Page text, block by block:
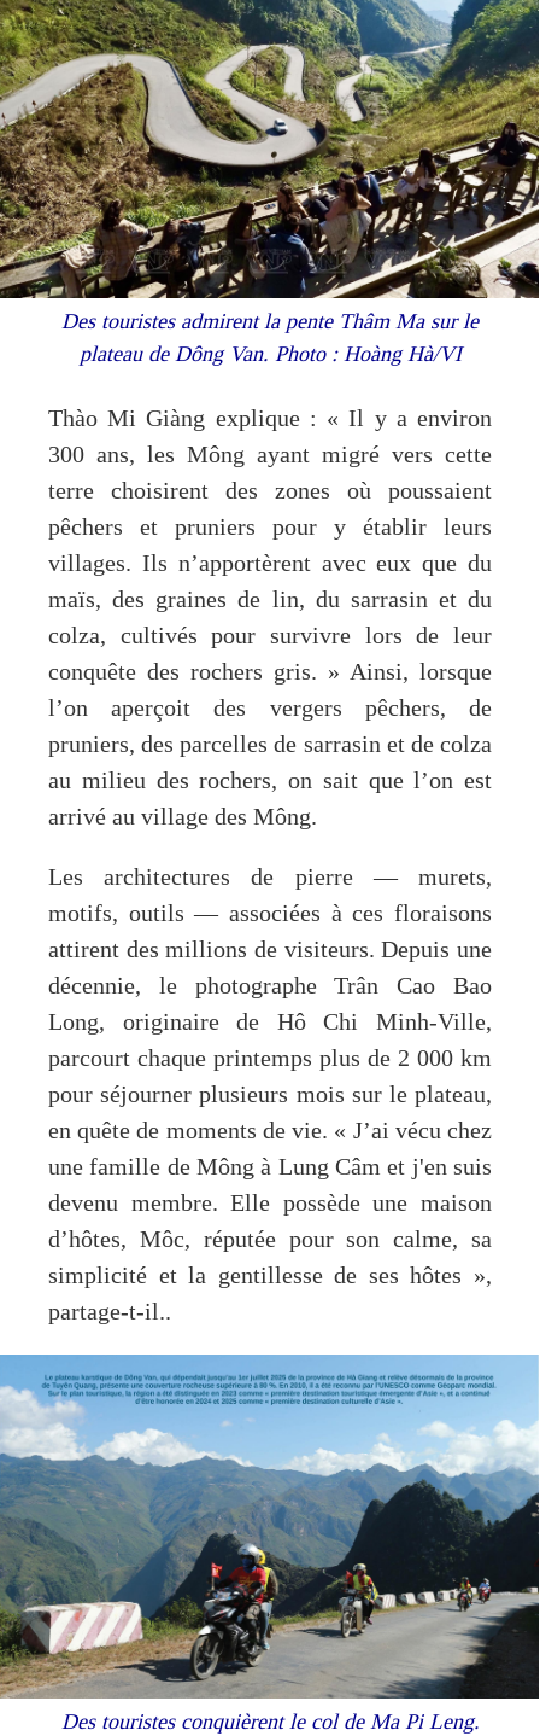
Des touristes admirent la pente Thâm Ma sur le
plateau de Dông Van. Photo : Hoàng Hà/VI
Thào Mi Giàng explique : « Il y a environ
300 ans, les Mông ayant migré vers cette
terre choisirent des zones où poussaient
pêchers et pruniers pour y établir leurs
villages. Ils n’apportèrent avec eux que du
maïs, des graines de lin, du sarrasin et du
colza, cultivés pour survivre lors de leur
conquête des rochers gris. » Ainsi, lorsque
l’on aperçoit des vergers pêchers, de
pruniers, des parcelles de sarrasin et de colza
au milieu des rochers, on sait que l’on est
arrivé au village des Mông.
Les architectures de pierre — murets,
motifs, outils — associées à ces floraisons
attirent des millions de visiteurs. Depuis une
décennie, le photographe Trân Cao Bao
Long, originaire de Hô Chi Minh-Ville,
parcourt chaque printemps plus de 2 000 km
pour séjourner plusieurs mois sur le plateau,
en quête de moments de vie. « J’ai vécu chez
une famille de Mông à Lung Câm et j'en suis
devenu membre. Elle possède une maison
d’hôtes, Môc, réputée pour son calme, sa
simplicité et la gentillesse de ses hôtes »,
partage-t-il..
Des touristes conquièrent le col de Ma Pi Leng.